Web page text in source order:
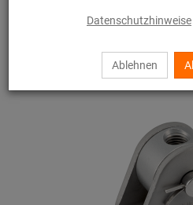
Datenschutzhinweise
Ablehnen